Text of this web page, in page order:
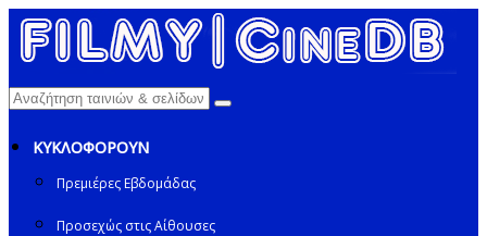
ΚΥΚΛΟΦΟΡΟΥΝ
Πρεμιέρες Εβδομάδας
Προσεχώς στις Αίθουσες